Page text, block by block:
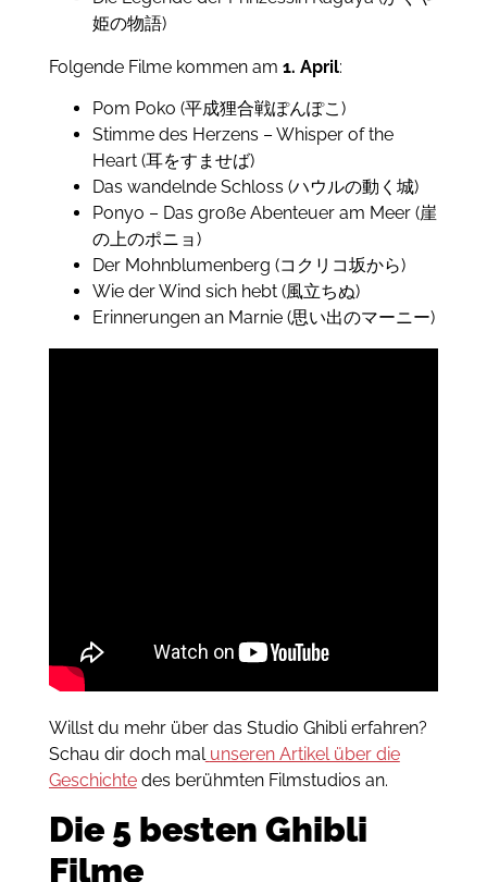
姫の物語)
Folgende Filme kommen am 1. April:
Pom Poko (平成狸合戦ぽんぽこ)
Stimme des Herzens – Whisper of the
Heart (耳をすませば)
Das wandelnde Schloss (ハウルの動く城)
Ponyo – Das große Abenteuer am Meer (崖
の上のポニョ)
Der Mohnblumenberg (コクリコ坂から)
Wie der Wind sich hebt (風立ちぬ)
Erinnerungen an Marnie (思い出のマーニー)
Willst du mehr über das Studio Ghibli erfahren?
Schau dir doch mal unseren Artikel über die
Geschichtedes berühmten Filmstudios an.
Die 5 besten Ghibli
Filme